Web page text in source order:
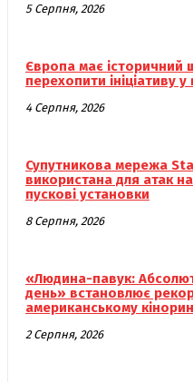
5 Серпня, 2026
Європа має історичний
перехопити ініціативу у
4 Серпня, 2026
Супутникова мережа
використана для атак на
пускові установки
8 Серпня, 2026
«Людина-павук:
день» встановлює
американському
2 Серпня, 2026